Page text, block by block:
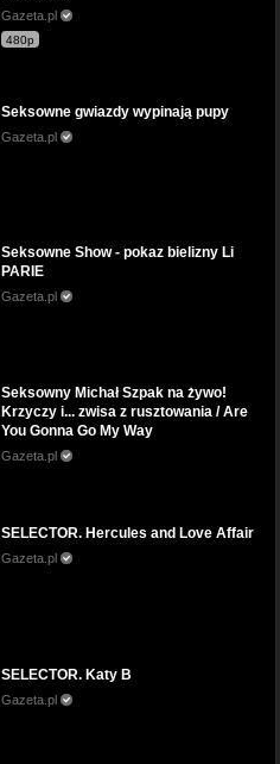
Gazeta.pl
480p
Seksowne gwiazdy wypinają pupy
Gazeta.pl
Seksowne Show - pokaz bielizny Li
PARIE
Gazeta.pl
Seksowny Michał Szpak na żywo!
Krzyczy i... zwisa z rusztowania / Are
You Gonna Go My Way
Gazeta.pl
SELECTOR. Hercules and Love Affair
Gazeta.pl
SELECTOR. Katy B
Gazeta.pl